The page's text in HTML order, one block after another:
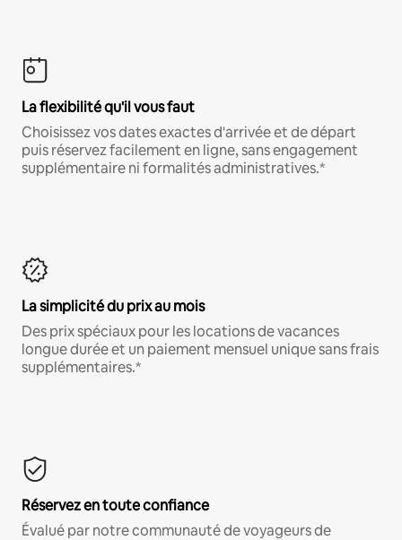
La flexibilité qu'il vous faut
Choisissez vos dates exactes d'arrivée et de départ
puis réservez facilement en ligne, sans engagement
supplémentaire ni formalités administratives.*
La simplicité du prix au mois
Des prix spéciaux pour les locations de vacances
longue durée et un paiement mensuel unique sans frais
supplémentaires.*
Réservez en toute confiance
Évalué par notre communauté de voyageurs de